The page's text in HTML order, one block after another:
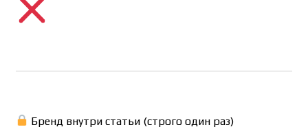
Бренд внутри статьи (строго один раз)